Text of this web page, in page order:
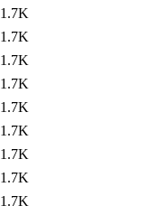
1.7K
1.7K
1.7K
1.7K
1.7K
1.7K
1.7K
1.7K
1.7K